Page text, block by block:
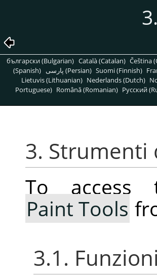
български (Bulgarian) Català (Catalan) Čeština
(Spanish)
پارسی (Persian) Suomi (Finnish)
Lietuvis (Lithuanian) Nederlands (Dutch)
Portuguese) Română (Romanian) Pусский
3. Strumenti
To
Paint Tools
3.1.